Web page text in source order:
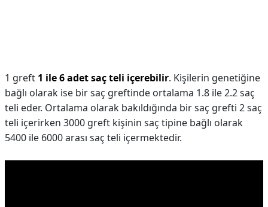
1 greft 1 ile 6 adet saç teli içerebilir. Kişilerin genetiğine
bağlı olarak ise bir saç greftinde ortalama 1.8 ile 2.2 saç
teli eder. Ortalama olarak bakıldığında bir saç grefti 2 saç
teli içerirken 3000 greft kişinin saç tipine bağlı olarak
5400 ile 6000 arası saç teli içermektedir.